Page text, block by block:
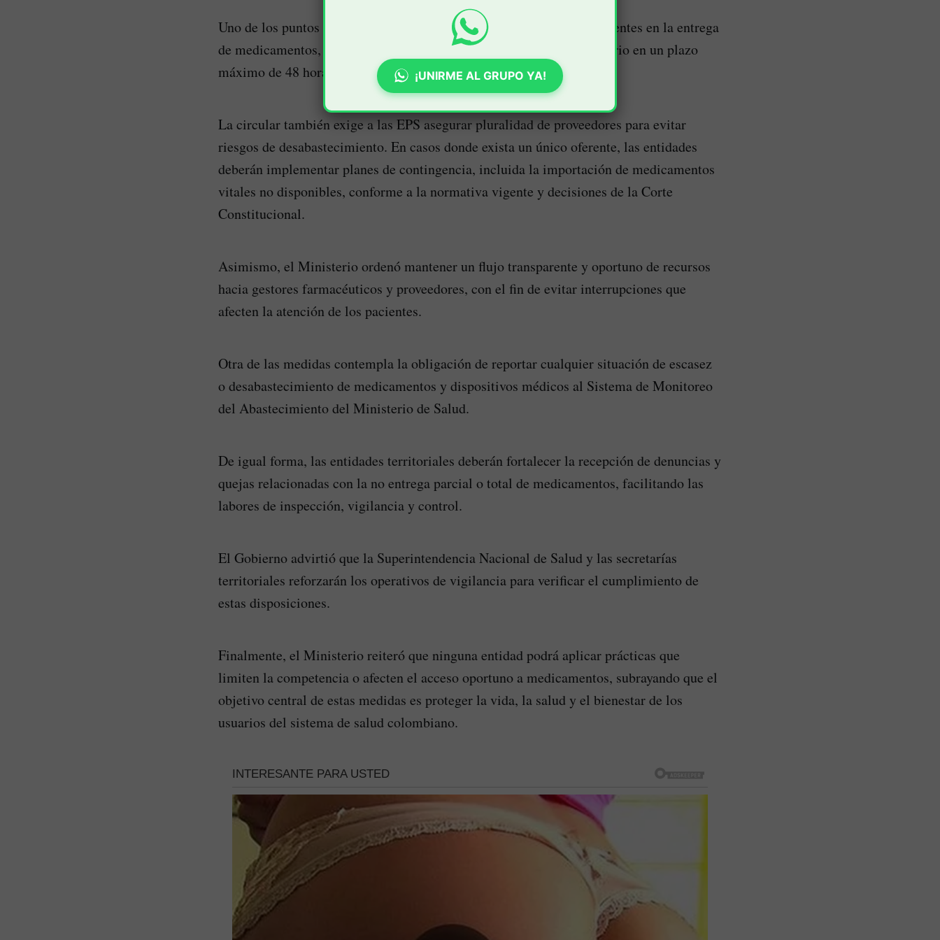
Uno de los puntos más relevantes establece que, cuando existan pendientes en la entrega
de medicamentos, las entidades deberán garantizar el envío domiciliario en un plazo
máximo de 48 horas.
La circular también exige a las EPS asegurar pluralidad de proveedores para evitar
riesgos de desabastecimiento. En casos donde exista un único oferente, las entidades
deberán implementar planes de contingencia, incluida la importación de medicamentos
vitales no disponibles, conforme a la normativa vigente y decisiones de la Corte
Constitucional.
Asimismo, el Ministerio ordenó mantener un flujo transparente y oportuno de recursos
hacia gestores farmacéuticos y proveedores, con el fin de evitar interrupciones que
afecten la atención de los pacientes.
Otra de las medidas contempla la obligación de reportar cualquier situación de escasez
o desabastecimiento de medicamentos y dispositivos médicos al Sistema de Monitoreo
del Abastecimiento del Ministerio de Salud.
De igual forma, las entidades territoriales deberán fortalecer la recepción de denuncias y
quejas relacionadas con la no entrega parcial o total de medicamentos, facilitando las
labores de inspección, vigilancia y control.
El Gobierno advirtió que la Superintendencia Nacional de Salud y las secretarías
territoriales reforzarán los operativos de vigilancia para verificar el cumplimiento de
estas disposiciones.
Finalmente, el Ministerio reiteró que ninguna entidad podrá aplicar prácticas que
limiten la competencia o afecten el acceso oportuno a medicamentos, subrayando que el
objetivo central de estas medidas es proteger la vida, la salud y el bienestar de los
usuarios del sistema de salud colombiano.
¡UNIRME AL GRUPO YA!